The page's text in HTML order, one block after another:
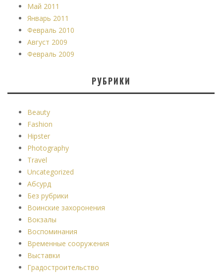
Май 2011
Январь 2011
Февраль 2010
Август 2009
Февраль 2009
РУБРИКИ
Beauty
Fashion
Hipster
Photography
Travel
Uncategorized
Абсурд
Без рубрики
Воинские захоронения
Вокзалы
Воспоминания
Временные сооружения
Выставки
Градостроительство